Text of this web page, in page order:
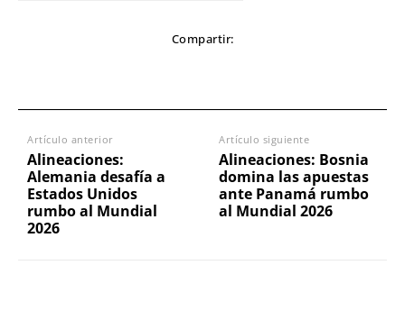
Compartir:
Artículo anterior
Alineaciones:
Alemania desafía a
Estados Unidos
rumbo al Mundial
2026
Artículo siguiente
Alineaciones: Bosnia
domina las apuestas
ante Panamá rumbo
al Mundial 2026